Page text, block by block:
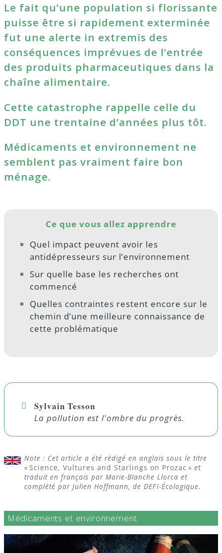
Le fait qu’une population si florissante
puisse être si rapidement exterminée
fut une alerte in extremis des
conséquences imprévues de l’entrée
des produits pharmaceutiques dans la
chaîne alimentaire.
Cette catastrophe rappelle celle du
DDT une trentaine d’années plus tôt.
Médicaments et environnement ne
semblent pas vraiment faire bon
ménage.
Ce que vous allez apprendre
Quel impact peuvent avoir les
antidépresseurs sur l’environnement
Sur quelle base les recherches ont
commencé
Quelles contraintes restent encore sur le
chemin d’une meilleure connaissance de
cette problématique
Sylvain Tesson
La pollution est l'ombre du progrès.
Note : Cet article a été rédigé en anglais sous le titre
« Science, Vultures and Starlings on Prozac » et
traduit en français par Marie-Blanche Llorca et
complété par Julien Hoffmann, de DEFI-Écologique.
Médicaments et environnement